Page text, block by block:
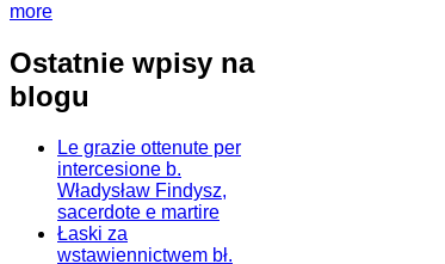
more
Ostatnie wpisy na
blogu
Le grazie ottenute per
intercesione b.
Władysław Findysz,
sacerdote e martire
Łaski za
wstawiennictwem bł.